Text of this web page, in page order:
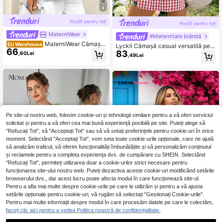
4
MaterniWear
EU Warehouse MaterniWear Cămașă
casual versatilă pentru ieșiri zilnice,
de maternitate, cu dungi, patchwor
66 ,60Lei
Momance
#Maternitate blândă
Lyckli Cămașă casual versatilă pen
tru uz zilnic, cu mânecă bufantă, în
carouri și cu volane, pentru femei în
83 ,49Lei
SHEIN Maternity
Pe site-ul nostru web, folosim cookie-uri și tehnologii similare pentru a vă oferi serviciul
solicitat și pentru a vă oferi cea mai bună experiență posibilă pe site. Puteți alege să
"Refuzați Tot", să "Acceptați Tot" sau să vă setați preferințele pentru cookie-uri în orice
moment. Selectând "Acceptați Tot", vom seta toate cookie-urile opționale, care ne ajută
să analizăm traficul, să oferim funcționalități îmbunătățite și să personalizăm conținutul
și reclamele pentru a completa experiența dvs. de cumpărare cu SHEIN. Selectând
"Refuzați Tot", permiteți utilizarea doar a cookie-urilor strict necesare pentru
funcționarea site-ului nostru web. Puteți dezactiva aceste cookie-uri modificând setările
browserului dvs., dar acest lucru poate afecta modul în care funcționează site-ul.
Pentru a afla mai multe despre cookie-urile pe care le utilizăm și pentru a vă ajusta
setările opționale pentru cookie-uri, vă rugăm să selectați "Gestionați Cookie-urile".
Pentru mai multe informații despre modul în care procesăm datele pe care le colectăm,
faceți clic aici pentru a vedea Politica noastră de confidențialitate.